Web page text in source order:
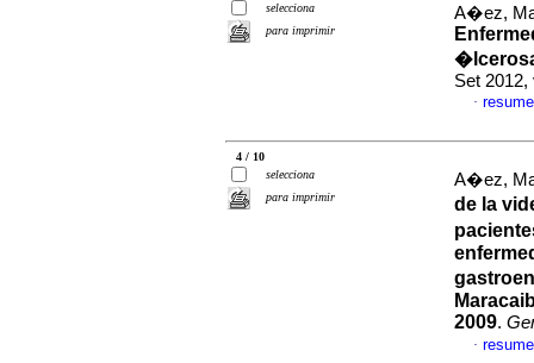
selecciona
para imprimir
A�ez,
Set 2012,
·
4 / 10
selecciona
para imprimir
A�ez,
de la
2009.
·